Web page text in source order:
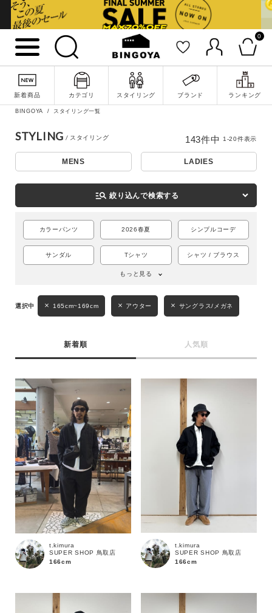
0
新着商品 カテゴリ スタイリング ブランド ランキング
詳細検索
BINGOYA スタイリング一覧
STYLING
MENS LADIES
manage_search 絞り込んで検索する
カラーパンツ 2026春夏 シンプルコーデ
サンダル Tシャツ シャツ / ブラウス
もっと見る
165cm~169cm アウター サングラス/メガネ
新着順 人気順
143件中 1-20件表示
t.kimura
SUPER SHOP 鳥取店
166cm
t.kimura
SUPER SHOP 鳥取店
166cm